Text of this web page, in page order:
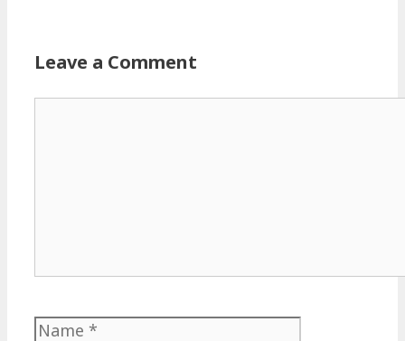
Leave a Comment
Name